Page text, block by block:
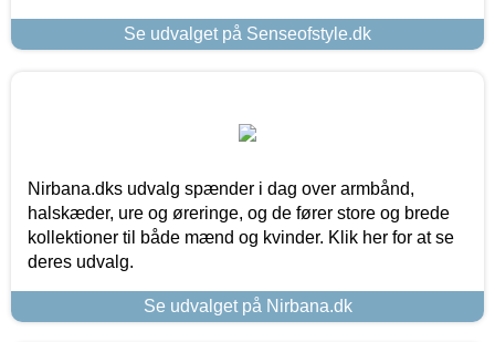
Se udvalget på Senseofstyle.dk
Nirbana.dks udvalg spænder i dag over armbånd,
halskæder, ure og øreringe, og de fører store og brede
kollektioner til både mænd og kvinder. Klik her for at se
deres udvalg.
Se udvalget på Nirbana.dk